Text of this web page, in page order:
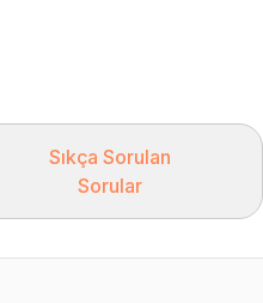
Sıkça Sorulan
Sorular